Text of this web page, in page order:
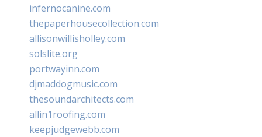
infernocanine.com
thepaperhousecollection.com
allisonwillisholley.com
solslite.org
portwayinn.com
djmaddogmusic.com
thesoundarchitects.com
allin1roofing.com
keepjudgewebb.com